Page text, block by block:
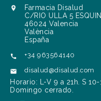

Farmacia Disalud
C/RIO ULLA 5
46024 Valencia
València
España
 +34 963564140
 disalud@disalud.com
Horario: L-V 9 a 21h. S 10-
Domingo cerrado.